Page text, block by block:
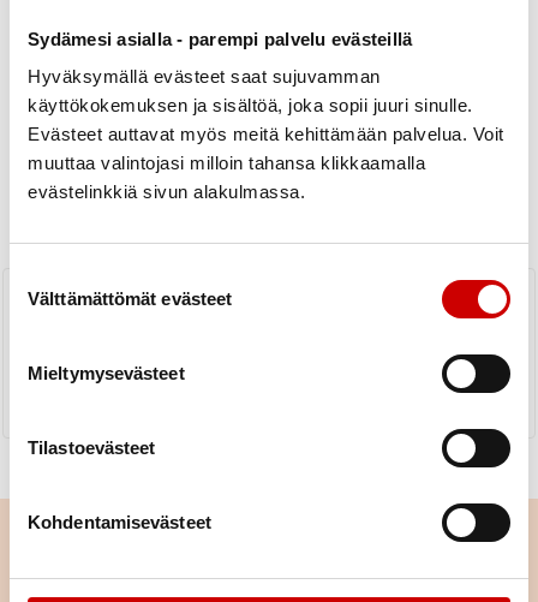
Sydämesi asialla - parempi palvelu evästeillä
Hyväksymällä evästeet saat sujuvamman
käyttökokemuksen ja sisältöä, joka sopii juuri sinulle.
Evästeet auttavat myös meitä kehittämään palvelua. Voit
muuttaa valintojasi milloin tahansa klikkaamalla
evästelinkkiä sivun alakulmassa.
Välttämättömät evästeet
Mieltymysevästeet
Tilastoevästeet
Kohdentamisevästeet
Uutiset
#100kulttuuritapahtumaa
LUE UUTINEN